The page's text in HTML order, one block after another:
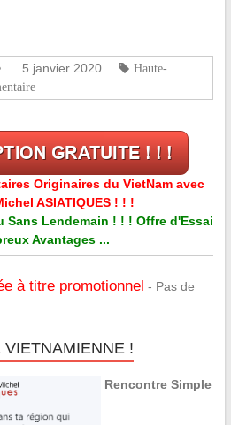
5 janvier 2020
Haute-
Originaires du VietNam avec
ASIATIQUES ! ! !
Sans Lendemain ! ! ! Offre d'Essai
Avantages ...
à titre promotionnel - Pas de
!
Rencontre Simple